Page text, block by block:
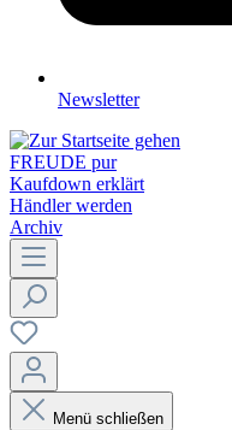
Newsletter
FREUDE pur
Kaufdown erklärt
Händler werden
Archiv
Menü schließen